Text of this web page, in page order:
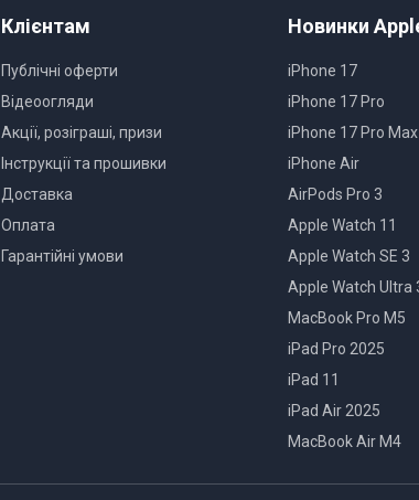
Чорний
Чорний
Товар може відрізнятись від
можуть бути змінені виробником.
Клієнтам
Публічні оферти
Відеоогляди
Акції, розіграші, призи
Інструкції та прошивки
Доставка
Оплата
Гарантійні умови
Новинки
iPhone 17
iPhone 17 Pro
iPhone 17 Pro Max
iPhone Air
AirPods Pro 3
Apple Watch 11
Apple Watch SE 3
Apple Watch Ultra
MacBook Pro M5
iPad Pro 2025
iPad 11
iPad Air 2025
MacBook Air M4